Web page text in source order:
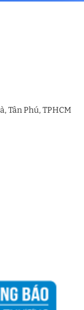
Tân Phú, TPHCM